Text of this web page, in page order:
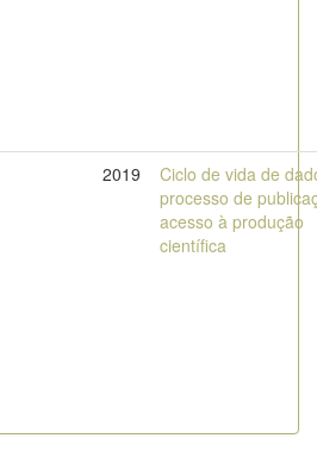
2019
Ciclo de vida de
processo de
acesso à produção
científica